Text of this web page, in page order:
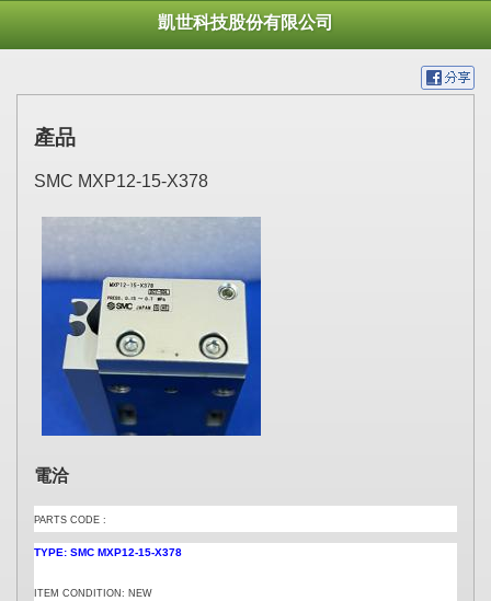
凱世科技股份有限公司
產品
SMC MXP12-15-X378
電洽
PARTS CODE :
TYPE: SMC MXP12-15-X378
ITEM CONDITION: NEW